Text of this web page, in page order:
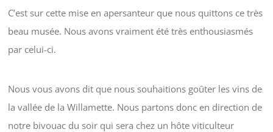
C’est sur cette mise en apersanteur que nous quittons ce très
beau musée. Nous avons vraiment été très enthousiasmés
par celui-ci.
Nous vous avons dit que nous souhaitions goûter les vins de
la vallée de la Willamette. Nous partons donc en direction de
notre bivouac du soir qui sera chez un hôte viticulteur